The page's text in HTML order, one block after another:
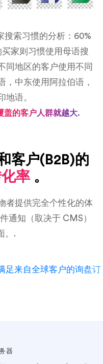
搜索习惯的分析：60%
家则习惯使用母语搜
同地区的客户使用不同
，中东使用阿拉伯语，
地语。
盖的客户人群就越大.
客户(B2B)的
率。
者提供完全个性化的体
知（取决于 CMS）
。.
足来自全球客户的询盘订
器